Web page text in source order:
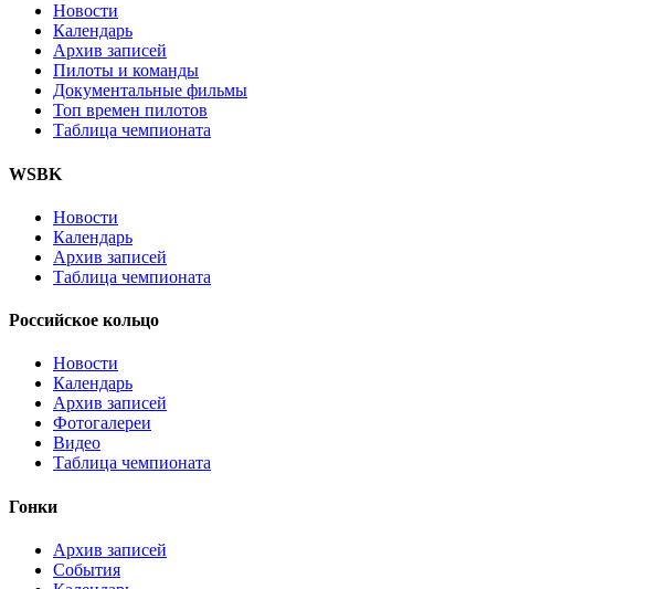
Новости
Календарь
Архив записей
Пилоты и команды
Документальные фильмы
Топ времен пилотов
Таблица чемпионата
WSBK
Новости
Календарь
Архив записей
Таблица чемпионата
Российское кольцо
Новости
Календарь
Архив записей
Фотогалереи
Видео
Таблица чемпионата
Гонки
Архив записей
События